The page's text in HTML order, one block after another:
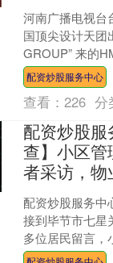
河南广播电视台
国顶尖设计天团
GROUP” 来的
满的传媒气质 还
配资炒股服务中心
查看：226 分
配资炒股
查】小区
者采访，物
配资炒股服务中
接到毕节市七星
多位居民留言，
建设严重，房屋